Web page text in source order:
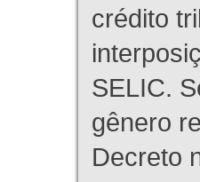
crédito
SELIC.
gênero
Decreto